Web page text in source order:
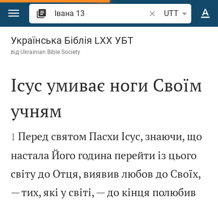
Перейти до вмісту
Шукати біблійний
UTT
Івана 13
Українська Біблія LXX УБТ
відUkrainian Bible Society

Ісус умиває ноги Своїм
учням

1 Перед святом Пасхи Ісус, знаючи, що
настала Його година перейти із цього
світу до Отця, виявив любов до Своїх,
— тих, які у світі, — до кінця полюбив